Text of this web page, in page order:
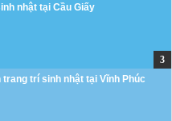
nhật tại Cầu Giấy
trí sinh nhật tại Vĩnh Phúc